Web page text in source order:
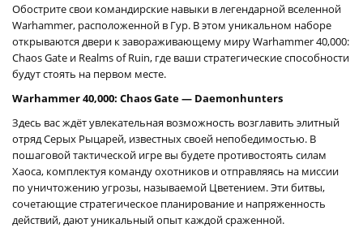
Обострите свои командирские навыки в легендарной вселенной
Warhammer, расположенной в Гур. В этом уникальном наборе
открываются двери к завораживающему миру Warhammer 40,000:
Chaos Gate и Realms of Ruin, где ваши стратегические способности
будут стоять на первом месте.
Warhammer 40,000: Chaos Gate — Daemonhunters
Здесь вас ждёт увлекательная возможность возглавить элитный
отряд Серых Рыцарей, известных своей непобедимостью. В
пошаговой тактической игре вы будете противостоять силам
Хаоса, комплектуя команду охотников и отправляясь на миссии
по уничтожению угрозы, называемой Цветением. Эти битвы,
сочетающие стратегическое планирование и напряженность
действий, дают уникальный опыт каждой сраженной.